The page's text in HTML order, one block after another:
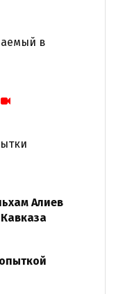
в
Алиев